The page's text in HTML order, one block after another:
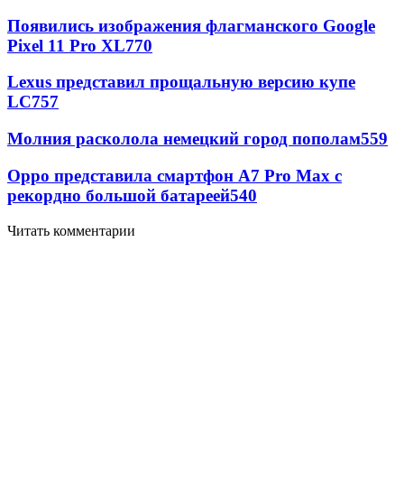
Появились изображения флагманского Google
Pixel 11 Pro XL770
Lexus представил прощальную версию купе
LC757
Молния расколола немецкий город пополам559
Oppo представила смартфон A7 Pro Max с
рекордно большой батареей540
Читать комментарии